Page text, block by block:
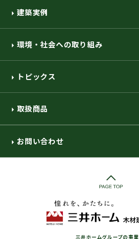
建築実例
環境・社会への取り組み
トピックス
取扱商品
お問い合わせ
三井ホームグループの事業